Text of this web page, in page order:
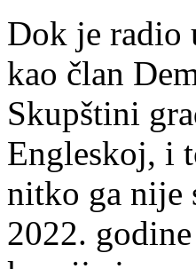
Dok je radio
kao član
Skupštini
Engleskoj, i
nitko ga nije
2022.